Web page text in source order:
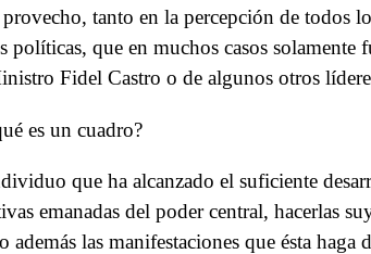
tanto en la percepción de todos
que en muchos casos solamente
Fidel Castro o de algunos otros
es un cuadro?
que ha alcanzado el suficiente
emanadas del poder central, hacerlas
las manifestaciones que ésta haga